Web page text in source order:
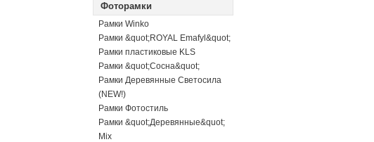
Фоторамки
Рамки Winko
Рамки &quot;ROYAL Emafyl&quot;
Рамки пластиковые KLS
Рамки &quot;Сосна&quot;
Рамки Деревянные Светосила
(NEW!)
Рамки Фотостиль
Рамки &quot;Деревянные&quot;
Mix